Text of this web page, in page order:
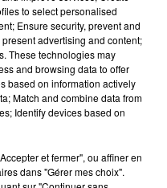
1 min 13 sec
to select personalised
Ensure security, prevent and
advertising and content;
These technologies may
and browsing data to offer
based on information actively
Match and combine data from
Identify devices based on
et fermer", ou affiner en
dans "Gérer mes choix".